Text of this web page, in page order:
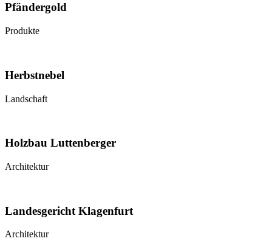
Pfändergold
Produkte
Herbstnebel
Landschaft
Holzbau Luttenberger
Architektur
Landesgericht Klagenfurt
Architektur